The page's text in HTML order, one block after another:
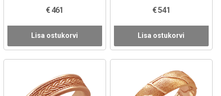
€ 461
Lisa ostukorvi
€ 541
Lisa ostukorvi